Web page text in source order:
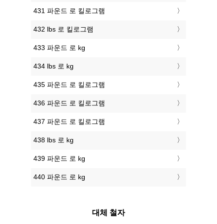
431 파운드 로 킬로그램
432 lbs 로 킬로그램
433 파운드 로 kg
434 lbs 로 kg
435 파운드 로 킬로그램
436 파운드 로 킬로그램
437 파운드 로 킬로그램
438 lbs 로 kg
439 파운드 로 kg
440 파운드 로 kg
대체 철자